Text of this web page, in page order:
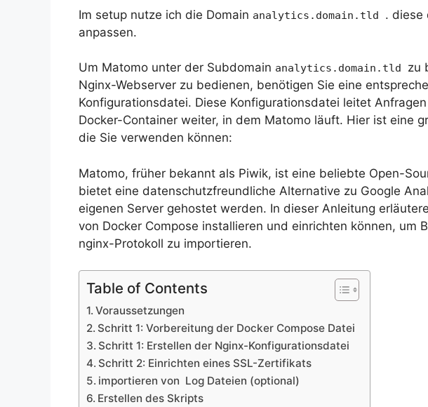
Im setup nutze ich die Domain analytics.domain.tld . diese
anpassen.
Um Matomo unter der Subdomain analytics.domain.tld zu
Nginx-Webserver zu bedienen, benötigen Sie eine
Konfigurationsdatei. Diese Konfigurationsdatei leitet
Docker-Container weiter, in dem Matomo läuft. Hier ist eine
die Sie verwenden können:
Matomo, früher bekannt als Piwik, ist eine beliebte Open-
bietet eine datenschutzfreundliche Alternative zu Google
eigenen Server gehostet werden. In dieser Anleitung
von Docker Compose installieren und einrichten können, um
nginx-Protokoll zu importieren.
Table of Contents
Voraussetzungen
Schritt 1: Vorbereitung der Docker Compose Datei
Schritt 1: Erstellen der Nginx-Konfigurationsdatei
Schritt 2: Einrichten eines SSL-Zertifikats
importieren von Log Dateien (optional)
Erstellen des Skripts